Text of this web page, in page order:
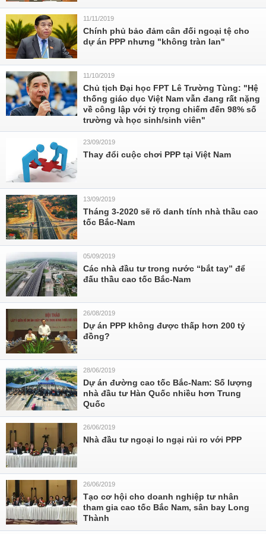
11/11/2019
Chính phủ bảo đảm cân đối ngoại tệ cho
dự án PPP nhưng "không tràn lan"
11/10/2019
Chủ tịch Đại học FPT Lê Trường Tùng: "Hệ
thống giáo dục Việt Nam vẫn đang rất nặng
về công lập với tỷ trọng chiếm đến 98% số
trường và học sinh/sinh viên"
23/09/2019
Thay đổi cuộc chơi PPP tại Việt Nam
13/09/2019
Tháng 3-2020 sẽ rõ danh tính nhà thầu cao
tốc Bắc-Nam
05/09/2019
Các nhà đầu tư trong nước “bắt tay” để
đấu thầu cao tốc Bắc-Nam
26/08/2019
Dự án PPP không được thấp hơn 200 tỷ
đồng?
28/06/2019
Dự án đường cao tốc Bắc-Nam: Số lượng
nhà đầu tư Hàn Quốc nhiều hơn Trung
Quốc
26/06/2019
Nhà đầu tư ngoại lo ngại rủi ro với PPP
26/06/2019
Tạo cơ hội cho doanh nghiệp tư nhân
tham gia cao tốc Bắc Nam, sân bay Long
Thành